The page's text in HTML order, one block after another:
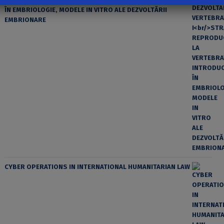
ÎN EMBRIOLOGIE, MODELE IN VITRO ALE DEZVOLTĂRII
EMBRIONARE
CYBER OPERATIONS IN INTERNATIONAL HUMANITARIAN LAW